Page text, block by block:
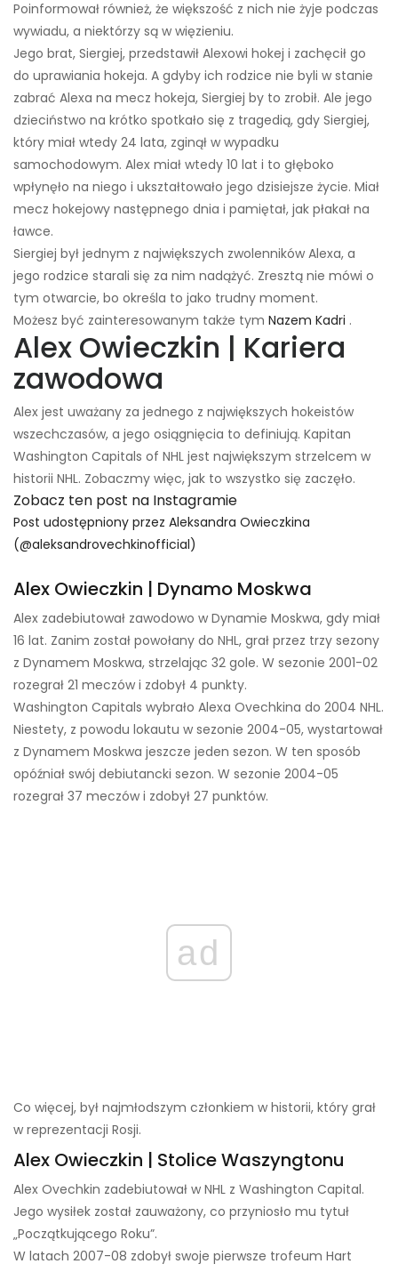
Poinformował również, że większość z nich nie żyje podczas
wywiadu, a niektórzy są w więzieniu.
Jego brat, Siergiej, przedstawił Alexowi hokej i zachęcił go
do uprawiania hokeja. A gdyby ich rodzice nie byli w stanie
zabrać Alexa na mecz hokeja, Siergiej by to zrobił. Ale jego
dzieciństwo na krótko spotkało się z tragedią, gdy Siergiej,
który miał wtedy 24 lata, zginął w wypadku
samochodowym. Alex miał wtedy 10 lat i to głęboko
wpłynęło na niego i ukształtowało jego dzisiejsze życie. Miał
mecz hokejowy następnego dnia i pamiętał, jak płakał na
ławce.
Siergiej był jednym z największych zwolenników Alexa, a
jego rodzice starali się za nim nadążyć. Zresztą nie mówi o
tym otwarcie, bo określa to jako trudny moment.
Możesz być zainteresowanym także tym Nazem Kadri .
Alex Owieczkin | Kariera
zawodowa
Alex jest uważany za jednego z największych hokeistów
wszechczasów, a jego osiągnięcia to definiują. Kapitan
Washington Capitals of NHL jest największym strzelcem w
historii NHL. Zobaczmy więc, jak to wszystko się zaczęło.
Zobacz ten post na Instagramie
Post udostępniony przez Aleksandra Owieczkina
(@aleksandrovechkinofficial)
Alex Owieczkin | Dynamo Moskwa
Alex zadebiutował zawodowo w Dynamie Moskwa, gdy miał
16 lat. Zanim został powołany do NHL, grał przez trzy sezony
z Dynamem Moskwa, strzelając 32 gole. W sezonie 2001-02
rozegrał 21 meczów i zdobył 4 punkty.
Washington Capitals wybrało Alexa Ovechkina do 2004 NHL.
Niestety, z powodu lokautu w sezonie 2004-05, wystartował
z Dynamem Moskwa jeszcze jeden sezon. W ten sposób
opóźniał swój debiutancki sezon. W sezonie 2004-05
rozegrał 37 meczów i zdobył 27 punktów.
ad
Co więcej, był najmłodszym członkiem w historii, który grał
w reprezentacji Rosji.
Alex Owieczkin | Stolice Waszyngtonu
Alex Ovechkin zadebiutował w NHL z Washington Capital.
Jego wysiłek został zauważony, co przyniosło mu tytuł
„Początkującego Roku”.
W latach 2007-08 zdobył swoje pierwsze trofeum Hart